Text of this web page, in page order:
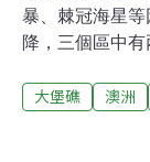
暴、棘冠海星
降，三個區中
里，是聯合國
大堡礁 澳洲